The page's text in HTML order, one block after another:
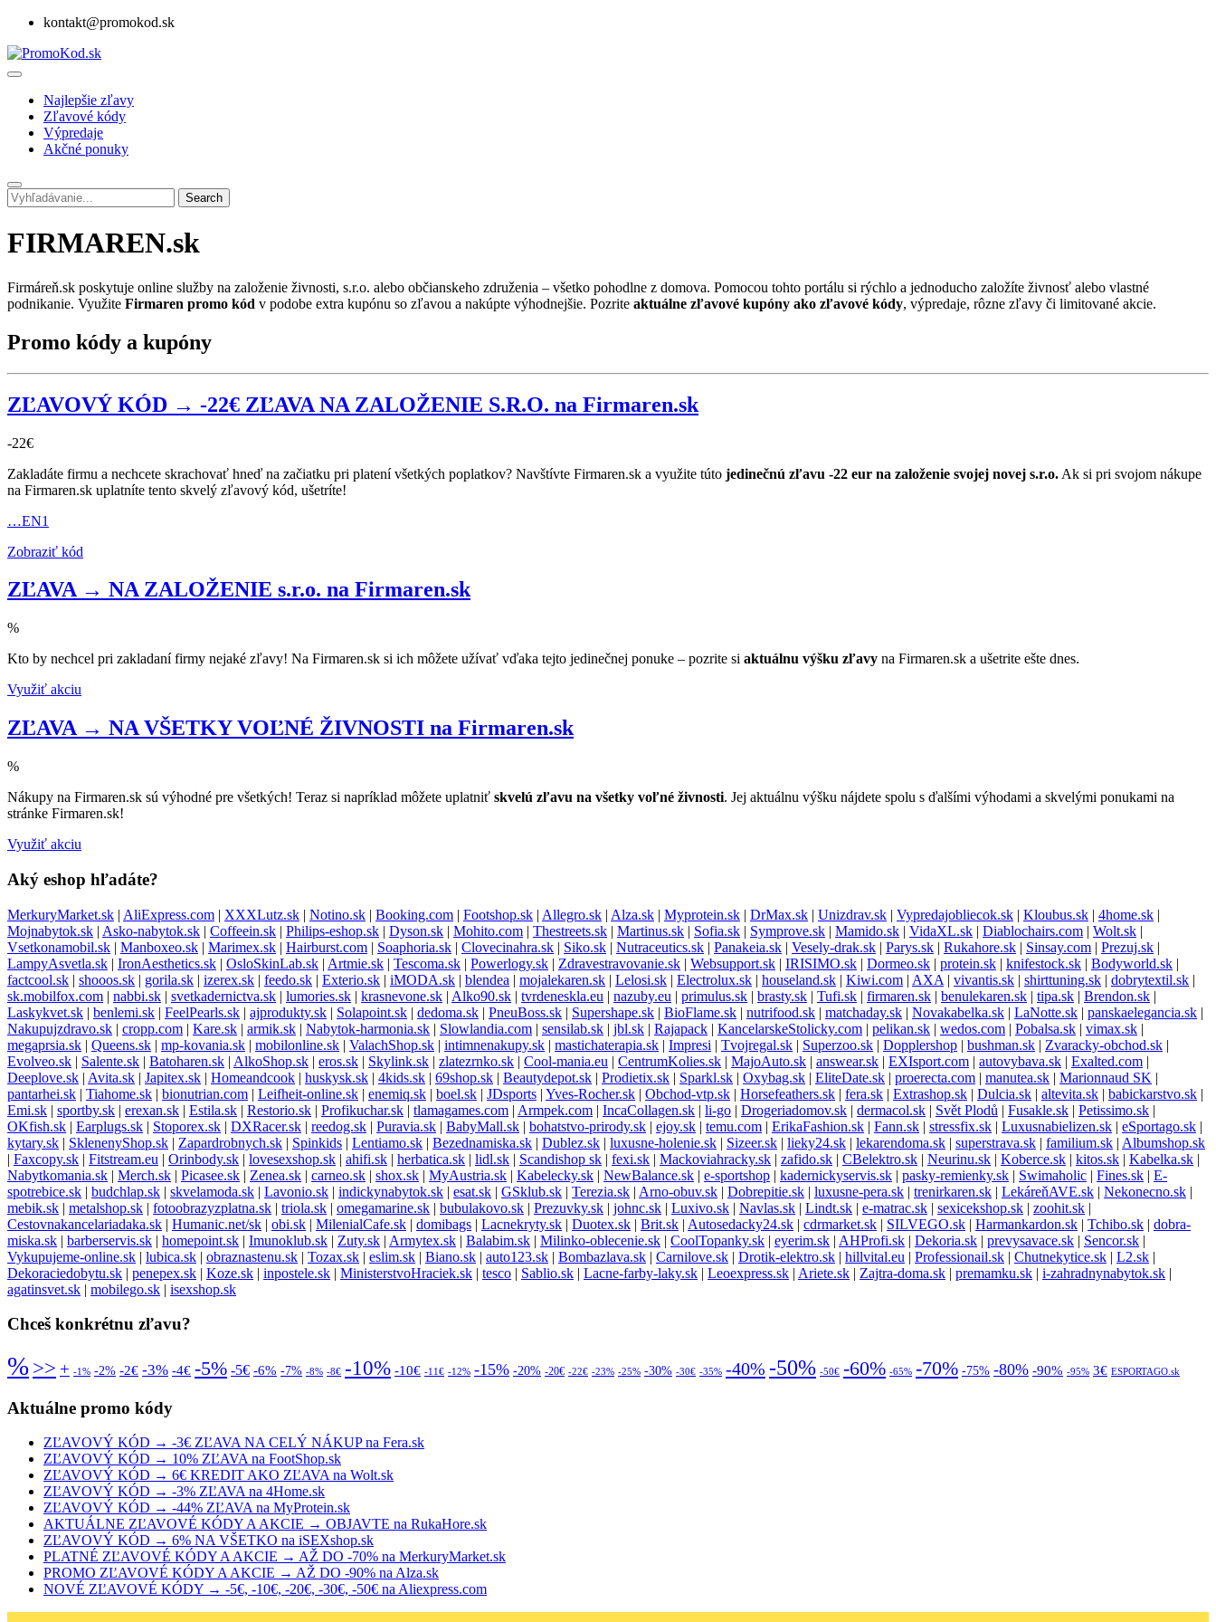
kontakt@promokod.sk
Najlepšie zľavy
Zľavové kódy
Výpredaje
Akčné ponuky
Search
FIRMAREN.sk
Firmáreň.sk poskytuje online služby na založenie živnosti, s.r.o. alebo občianskeho združenia – všetko pohodlne z domova. Pomocou tohto portálu si rýchlo a jednoducho založíte živnosť alebo vlastné
podnikanie. Využite Firmaren promo kód v podobe extra kupónu so zľavou a nakúpte výhodnejšie. Pozrite aktuálne zľavové kupóny ako zľavové kódy, výpredaje, rôzne zľavy či limitované akcie.
Promo kódy a kupóny
ZĽAVOVÝ KÓD → -22€ ZĽAVA NA ZALOŽENIE S.R.O. na Firmaren.sk
-22€
Zakladáte firmu a nechcete skrachovať hneď na začiatku pri platení všetkých poplatkov? Navštívte Firmaren.sk a využite túto jedinečnú zľavu -22 eur na založenie svojej novej s.r.o. Ak si pri svojom nákupe
na Firmaren.sk uplatníte tento skvelý zľavový kód, ušetríte!
…EN1
Zobraziť kód
ZĽAVA → NA ZALOŽENIE s.r.o. na Firmaren.sk
%
Kto by nechcel pri zakladaní firmy nejaké zľavy! Na Firmaren.sk si ich môžete užívať vďaka tejto jedinečnej ponuke – pozrite si aktuálnu výšku zľavy na Firmaren.sk a ušetrite ešte dnes.
Využiť akciu
ZĽAVA → NA VŠETKY VOĽNÉ ŽIVNOSTI na Firmaren.sk
%
Nákupy na Firmaren.sk sú výhodné pre všetkých! Teraz si napríklad môžete uplatniť skvelú zľavu na všetky voľné živnosti. Jej aktuálnu výšku nájdete spolu s ďalšími výhodami a skvelými ponukami na
stránke Firmaren.sk!
Využiť akciu
Aký eshop hľadáte?
MerkuryMarket.sk | AliExpress.com | XXXLutz.sk | Notino.sk | Booking.com | Footshop.sk | Allegro.sk | Alza.sk | Myprotein.sk | DrMax.sk | Unizdrav.sk | Vypredajobliecok.sk | Kloubus.sk | 4home.sk |
Mojnabytok.sk | Asko-nabytok.sk | Coffeein.sk | Philips-eshop.sk | Dyson.sk | Mohito.com | Thestreets.sk | Martinus.sk | Sofia.sk | Symprove.sk | Mamido.sk | VidaXL.sk | Diablochairs.com | Wolt.sk |
Vsetkonamobil.sk | Manboxeo.sk | Marimex.sk | Hairburst.com | Soaphoria.sk | Clovecinahra.sk | Siko.sk | Nutraceutics.sk | Panakeia.sk | Vesely-drak.sk | Parys.sk | Rukahore.sk | Sinsay.com | Prezuj.sk |
LampyAsvetla.sk | IronAesthetics.sk | OsloSkinLab.sk | Artmie.sk | Tescoma.sk | Powerlogy.sk | Zdravestravovanie.sk | Websupport.sk | IRISIMO.sk | Dormeo.sk | protein.sk | knifestock.sk | Bodyworld.sk |
factcool.sk | shooos.sk | gorila.sk | izerex.sk | feedo.sk | Exterio.sk | iMODA.sk | blendea | mojalekaren.sk | Lelosi.sk | Electrolux.sk | houseland.sk | Kiwi.com | AXA | vivantis.sk | shirttuning.sk | dobrytextil.sk |
sk.mobilfox.com | nabbi.sk | svetkadernictva.sk | lumories.sk | krasnevone.sk | Alko90.sk | tvrdeneskla.eu | nazuby.eu | primulus.sk | brasty.sk | Tufi.sk | firmaren.sk | benulekaren.sk | tipa.sk | Brendon.sk |
Laskykvet.sk | benlemi.sk | FeelPearls.sk | ajprodukty.sk | Solapoint.sk | dedoma.sk | PneuBoss.sk | Supershape.sk | BioFlame.sk | nutrifood.sk | matchaday.sk | Novakabelka.sk | LaNotte.sk | panskaelegancia.sk |
Nakupujzdravo.sk | cropp.com | Kare.sk | armik.sk | Nabytok-harmonia.sk | Slowlandia.com | sensilab.sk | jbl.sk | Rajapack | KancelarskeStolicky.com | pelikan.sk | wedos.com | Pobalsa.sk | vimax.sk |
megaprsia.sk | Queens.sk | mp-kovania.sk | mobilonline.sk | ValachShop.sk | intimnenakupy.sk | mastichaterapia.sk | Impresi | Tvojregal.sk | Superzoo.sk | Dopplershop | bushman.sk | Zvaracky-obchod.sk |
Evolveo.sk | Salente.sk | Batoharen.sk | AlkoShop.sk | eros.sk | Skylink.sk | zlatezrnko.sk | Cool-mania.eu | CentrumKolies.sk | MajoAuto.sk | answear.sk | EXIsport.com | autovybava.sk | Exalted.com |
Deeplove.sk | Avita.sk | Japitex.sk | Homeandcook | huskysk.sk | 4kids.sk | 69shop.sk | Beautydepot.sk | Prodietix.sk | Sparkl.sk | Oxybag.sk | EliteDate.sk | proerecta.com | manutea.sk | Marionnaud SK |
pantarhei.sk | Tiahome.sk | bionutrian.com | Leifheit-online.sk | enemiq.sk | boel.sk | JDsports | Yves-Rocher.sk | Obchod-vtp.sk | Horsefeathers.sk | fera.sk | Extrashop.sk | Dulcia.sk | altevita.sk | babickarstvo.sk |
Emi.sk | sportby.sk | erexan.sk | Estila.sk | Restorio.sk | Profikuchar.sk | tlamagames.com | Armpek.com | IncaCollagen.sk | li-go | Drogeriadomov.sk | dermacol.sk | Svět Plodů | Fusakle.sk | Petissimo.sk |
OKfish.sk | Earplugs.sk | Stoporex.sk | DXRacer.sk | reedog.sk | Puravia.sk | BabyMall.sk | bohatstvo-prirody.sk | ejoy.sk | temu.com | ErikaFashion.sk | Fann.sk | stressfix.sk | Luxusnabielizen.sk | eSportago.sk |
kytary.sk | SklenenyShop.sk | Zapardrobnych.sk | Spinkids | Lentiamo.sk | Bezednamiska.sk | Dublez.sk | luxusne-holenie.sk | Sizeer.sk | lieky24.sk | lekarendoma.sk | superstrava.sk | familium.sk | Albumshop.sk
| Faxcopy.sk | Fitstream.eu | Orinbody.sk | lovesexshop.sk | ahifi.sk | herbatica.sk | lidl.sk | Scandishop sk | fexi.sk | Mackoviahracky.sk | zafido.sk | CBelektro.sk | Neurinu.sk | Koberce.sk | kitos.sk | Kabelka.sk |
Nabytkomania.sk | Merch.sk | Picasee.sk | Zenea.sk | carneo.sk | shox.sk | MyAustria.sk | Kabelecky.sk | NewBalance.sk | e-sportshop | kadernickyservis.sk | pasky-remienky.sk | Swimaholic | Fines.sk | E-
spotrebice.sk | budchlap.sk | skvelamoda.sk | Lavonio.sk | indickynabytok.sk | esat.sk | GSklub.sk | Terezia.sk | Arno-obuv.sk | Dobrepitie.sk | luxusne-pera.sk | trenirkaren.sk | LekáreňAVE.sk | Nekonecno.sk |
mebik.sk | metalshop.sk | fotoobrazyzplatna.sk | triola.sk | omegamarine.sk | bubulakovo.sk | Prezuvky.sk | johnc.sk | Luxivo.sk | Navlas.sk | Lindt.sk | e-matrac.sk | sexicekshop.sk | zoohit.sk |
Cestovnakancelariadaka.sk | Humanic.net/sk | obi.sk | MilenialCafe.sk | domibags | Lacnekryty.sk | Duotex.sk | Brit.sk | Autosedacky24.sk | cdrmarket.sk | SILVEGO.sk | Harmankardon.sk | Tchibo.sk | dobra-
miska.sk | barberservis.sk | homepoint.sk | Imunoklub.sk | Zuty.sk | Armytex.sk | Balabim.sk | Milinko-oblecenie.sk | CoolTopanky.sk | eyerim.sk | AHProfi.sk | Dekoria.sk | prevysavace.sk | Sencor.sk |
Vykupujeme-online.sk | lubica.sk | obraznastenu.sk | Tozax.sk | eslim.sk | Biano.sk | auto123.sk | Bombazlava.sk | Carnilove.sk | Drotik-elektro.sk | hillvital.eu | Professionail.sk | Chutnekytice.sk | L2.sk |
Dekoraciedobytu.sk | penepex.sk | Koze.sk | inpostele.sk | MinisterstvoHraciek.sk | tesco | Sablio.sk | Lacne-farby-laky.sk | Leoexpress.sk | Ariete.sk | Zajtra-doma.sk | premamku.sk | i-zahradnynabytok.sk |
agatinsvet.sk | mobilego.sk | isexshop.sk
Chceš konkrétnu zľavu?
%>> + -1% -2% -2€ -3% -4€ -5% -5€ -6% -7% -8% -8€ -10% -10€ -11€ -12% -15% -20% -20€ -22€ -23% -25% -30% -30€ -35% -40% -50% -50€ -60% -65% -70% -75% -80% -90% -95% 3€ ESPORTAGO.sk
Aktuálne promo kódy
ZĽAVOVÝ KÓD → -3€ ZĽAVA NA CELÝ NÁKUP na Fera.sk
ZĽAVOVÝ KÓD → 10% ZĽAVA na FootShop.sk
ZĽAVOVÝ KÓD → 6€ KREDIT AKO ZĽAVA na Wolt.sk
ZĽAVOVÝ KÓD → -3% ZĽAVA na 4Home.sk
ZĽAVOVÝ KÓD → -44% ZĽAVA na MyProtein.sk
AKTUÁLNE ZĽAVOVÉ KÓDY A AKCIE → OBJAVTE na RukaHore.sk
ZĽAVOVÝ KÓD → 6% NA VŠETKO na iSEXshop.sk
PLATNÉ ZĽAVOVÉ KÓDY A AKCIE → AŽ DO -70% na MerkuryMarket.sk
PROMO ZĽAVOVÉ KÓDY A AKCIE → AŽ DO -90% na Alza.sk
NOVÉ ZĽAVOVÉ KÓDY → -5€, -10€, -20€, -30€, -50€ na Aliexpress.com